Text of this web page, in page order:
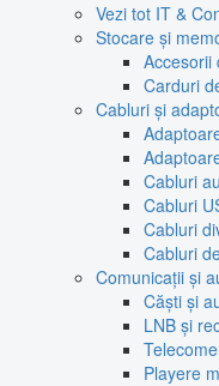
Vezi tot IT &
Stocare și
Accesorii
Carduri
Cabluri și
Cabluri
Cabluri
Cabluri
Cabluri
Comunicații și
Căști și
LNB și
Playere